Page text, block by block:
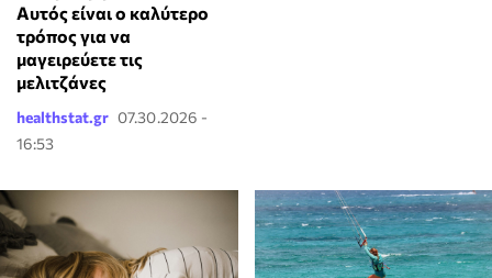
Αυτός είναι ο καλύτερο
τρόπος για να
μαγειρεύετε τις
μελιτζάνες
healthstat.gr 07.30.2026 -
16:53